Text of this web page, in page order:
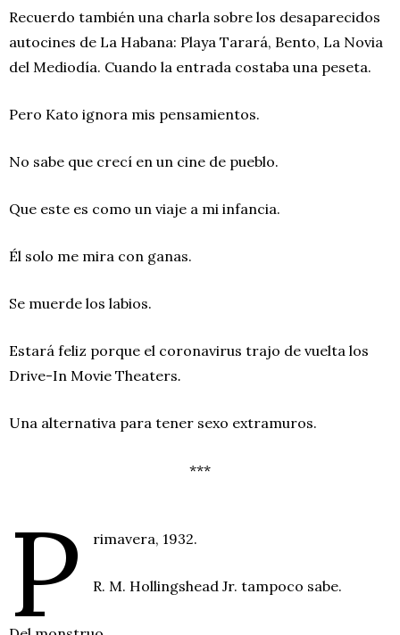
Recuerdo también una charla sobre los desaparecidos
autocines de La Habana: Playa Tarará, Bento, La Novia
del Mediodía. Cuando la entrada costaba una peseta.
Pero Kato ignora mis pensamientos.
No sabe que crecí en un cine de pueblo.
Que este es como un viaje a mi infancia.
Él solo me mira con ganas.
Se muerde los labios.
Estará feliz porque el coronavirus trajo de vuelta los
Drive-In Movie Theaters.
Una alternativa para tener sexo extramuros.
***
P rimavera, 1932.
R. M. Hollingshead Jr. tampoco sabe.